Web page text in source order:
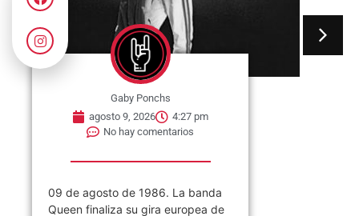
Gaby Ponchs
agosto 9, 2026
4:27 pm
No hay comentarios
09 de agosto de 1986. La banda
Queen finaliza su gira europea de